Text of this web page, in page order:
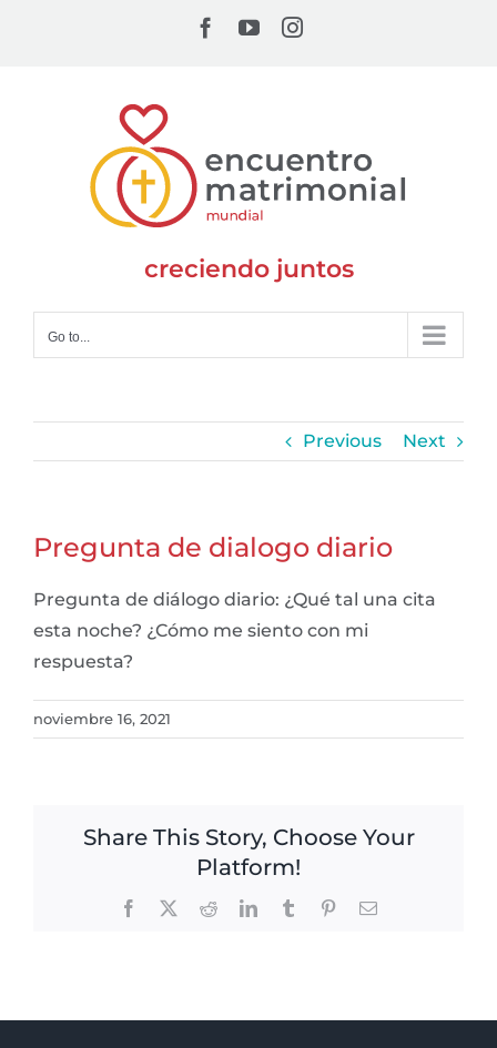
Facebook
YouTubeInstagram
creciendo juntos
Go to...
Previous Next
Pregunta de dialogo diario
Pregunta de diálogo diario: ¿Qué tal una cita
esta noche? ¿Cómo me siento con mi
respuesta?
noviembre 16, 2021
Share This Story, Choose Your
Platform!
Facebook RedditLinkedInTumblr PinterestEmail